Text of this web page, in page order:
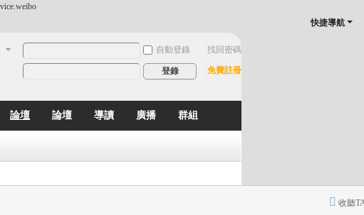
快捷導航
自動登錄 找回密碼
登錄 免費註冊
論壇 論壇 導讀 廣播 群組
收聽